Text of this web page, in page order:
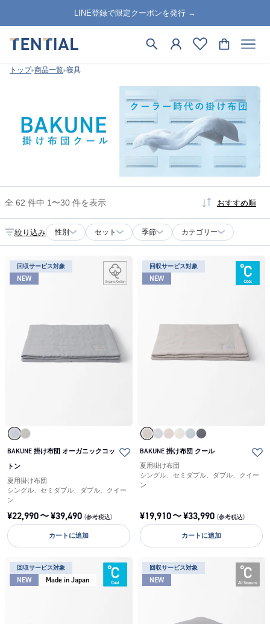
LINE登録で限定クーポンを発行 →
トップ 商品一覧 寝具
全 62 件中 1〜30 件を表示 おすすめ順
絞り込み 性別 セット 季節 カテゴリー
回収サービス対象
NEW
BAKUNE 掛け布団 オーガニックコッ
トン
夏用掛け布団
シングル、セミダブル、ダブル、クイー
ン
¥22,990〜¥39,490 (参考税込)
カートに追加
回収サービス対象
NEW
BAKUNE 掛け布団 クール
夏用掛け布団
シングル、セミダブル、ダブル、クイー
ン
¥19,910〜¥33,990 (参考税込)
カートに追加
回収サービス対象
NEW Made in Japan
回収サービス対象
NEW